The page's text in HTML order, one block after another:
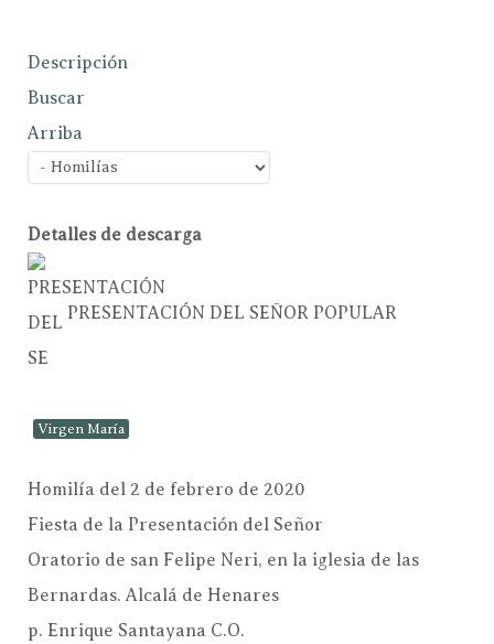
Descripción
Buscar
Arriba
Detalles de descarga
PRESENTACIÓN DEL SEÑOR POPULAR
Virgen María
Homilía del 2 de febrero de 2020
Fiesta de la Presentación del Señor
Oratorio de san Felipe Neri, en la iglesia de las
Bernardas. Alcalá de Henares
p. Enrique Santayana C.O.